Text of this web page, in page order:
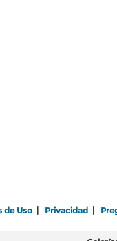
de Uso Privacidad